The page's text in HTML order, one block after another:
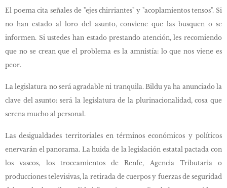
El poema cita señales de "ejes chirriantes" y "acoplamientos tensos". Si
no han estado al loro del asunto, conviene que las busquen o se
informen. Si ustedes han estado prestando atención, les recomiendo
que no se crean que el problema es la amnistía: lo que nos viene es
peor.
La legislatura no será agradable ni tranquila. Bildu ya ha anunciado la
clave del asunto: será la legislatura de la plurinacionalidad, cosa que
serena mucho al personal.
Las desigualdades territoriales en términos económicos y políticos
enervarán el panorama. La huida de la legislación estatal pactada con
los vascos, los troceamientos de Renfe, Agencia Tributaria o
producciones televisivas, la retirada de cuerpos y fuerzas de seguridad